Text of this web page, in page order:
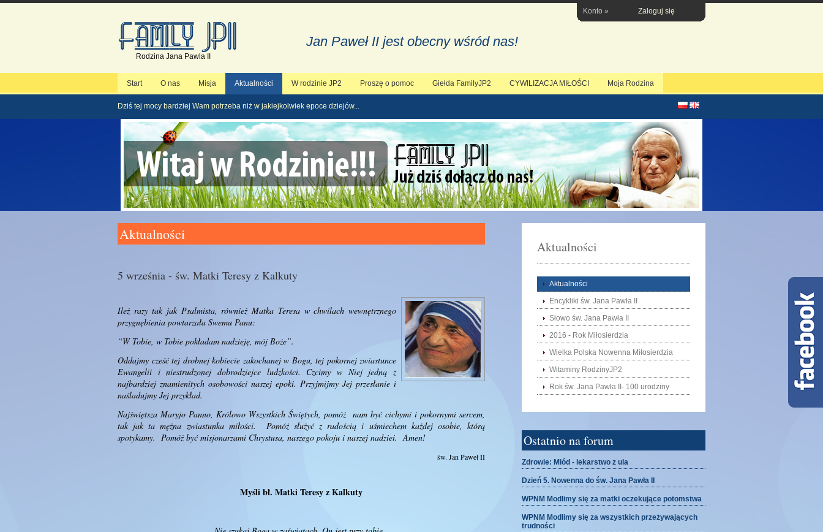
Konto » Zaloguj się
Rodzina Jana Pawla II
Jan Paweł II jest obecny wśród nas!
Start O nas Misja Aktualności W rodzinie JP2 Proszę o pomoc Giełda FamilyJP2 CYWILIZACJA MIŁOŚCI Moja Rodzina
Dziś tej mocy bardziej Wam potrzeba niż w jakiejkolwiek epoce dziejów...
Aktualności
5 września - św. Matki Teresy z Kalkuty
Ileż razy tak jak Psalmista, również Matka Teresa w chwilach wewnętrznego
przygnębienia powtarzała Swemu Panu:
“W Tobie, w Tobie pokładam nadzieję, mój Boże”.
Oddajmy cześć tej drobnej kobiecie zakochanej w Bogu, tej pokornej zwiastunce
Ewangelii i niestrudzonej dobrodziejce ludzkości. Czcimy w Niej jedną z
najbardziej znamienitych osobowości naszej epoki. Przyjmijmy Jej przesłanie i
naśladujmy Jej przykład.
Najświętsza Maryjo Panno, Królowo Wszystkich Świętych, pomóż nam być cichymi i pokornymi sercem,
tak jak ta mężna zwiastunka miłości. Pomóż służyć z radością i uśmiechem każdej osobie, którą
spotykamy. Pomóż być misjonarzami Chrystusa, naszego pokoju i naszej nadziei. Amen!
św. Jan Paweł II
Myśli bł. Matki Teresy z Kalkuty
Aktualności
Aktualności
Encykliki św. Jana Pawła II
Słowo św. Jana Pawła II
2016 - Rok Miłosierdzia
Wielka Polska Nowenna Miłosierdzia
Witaminy RodzinyJP2
Rok św. Jana Pawła II- 100 urodziny
Ostatnio na forum
Zdrowie: Miód - lekarstwo z ula
Dzień 5. Nowenna do św. Jana Pawła II
WPNM Modlimy się za matki oczekujące potomstwa
WPNM Modlimy się za wszystkich przeżywających
trudności